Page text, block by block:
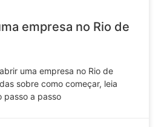
empresa no Rio de
uma empresa no Rio de
sobre como começar, leia
passo a passo